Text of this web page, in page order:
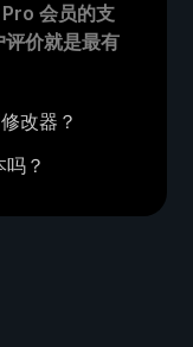
会员的支
评价就是最有
改器？
？